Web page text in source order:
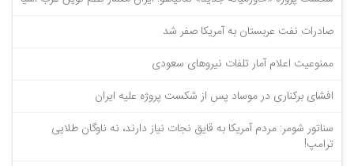
صادرات نفت عربستان به آمریکا صفر شد
ممنوعیت اعلام آمار تلفات نیروهای سعودی
افشای برکناری در موساد پس از شکست پروژه علیه ایران
سناتور شومر: مردم آمریکا به قایق نجات نیاز دارند، نه ناوگان طلایی
ترامپ!